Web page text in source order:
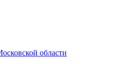
области